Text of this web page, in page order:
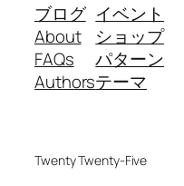
ブログ
About
FAQs
Authors
イベント
ショップ
パターン
テーマ
Twenty Twenty-Five